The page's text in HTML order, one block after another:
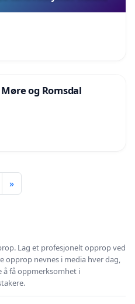
og Romsdal
»
Lag et profesjonelt opprop ved
opprop nevnes i media hver dag,
å få oppmerksomhet i